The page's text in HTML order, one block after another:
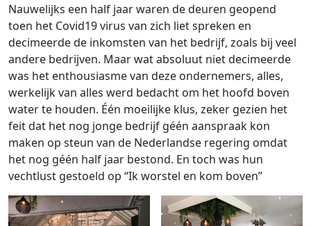
Nauwelijks een half jaar waren de deuren geopend
toen het Covid19 virus van zich liet spreken en
decimeerde de inkomsten van het bedrijf, zoals bij veel
andere bedrijven. Maar wat absoluut niet decimeerde
was het enthousiasme van deze ondernemers, alles,
werkelijk van alles werd bedacht om het hoofd boven
water te houden. Één moeilijke klus, zeker gezien het
feit dat het nog jonge bedrijf géén aanspraak kon
maken op steun van de Nederlandse regering omdat
het nog géén half jaar bestond. En toch was hun
vechtlust gestoeld op “Ik worstel en kom boven”